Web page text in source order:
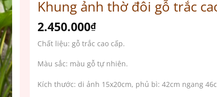
Khung ảnh thờ đôi gỗ trắc
2.450.000₫
Chất liệu: gỗ trắc cao cấp.
Màu sắc: màu gỗ tự nhiên.
Kích thước: di ảnh 15x20cm, phủ bì: 42cm ngang